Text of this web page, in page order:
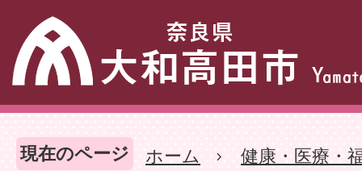
現在のページ ホーム 健康・医療・